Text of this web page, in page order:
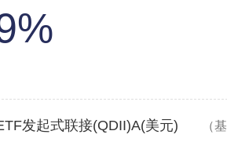
发起式联接(QDII)A(美元) （